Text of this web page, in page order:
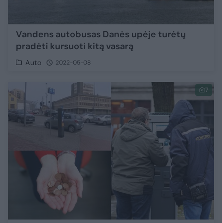
Vandens autobusas Danės upėje turėtų
pradėti kursuoti kitą vasarą
Auto 2022-05-08
7